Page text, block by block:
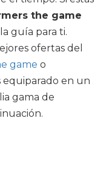
the game
guía para ti.
ofertas del
game o
equiparado en un
gama de